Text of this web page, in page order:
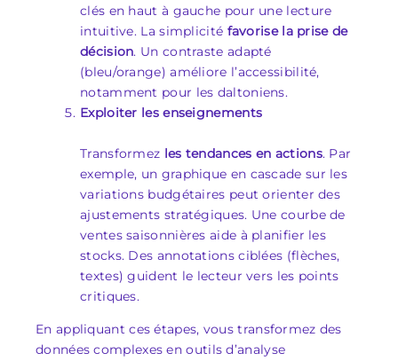
clés en haut à gauche pour une lecture
intuitive. La simplicité favorise la prise de
décision. Un contraste adapté
(bleu/orange) améliore l’accessibilité,
notamment pour les daltoniens.
Exploiter les enseignements
Transformez les tendances en actions. Par
exemple, un graphique en cascade sur les
variations budgétaires peut orienter des
ajustements stratégiques. Une courbe de
ventes saisonnières aide à planifier les
stocks. Des annotations ciblées (flèches,
textes) guident le lecteur vers les points
critiques.
En appliquant ces étapes, vous transformez des
données complexes en outils d’analyse